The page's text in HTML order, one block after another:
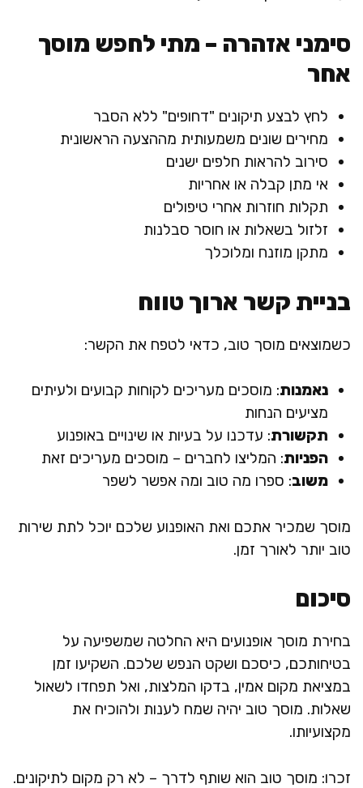
סימני אזהרה – מתי לחפש מוסך
אחר
לחץ לבצע תיקונים "דחופים" ללא הסבר
מחירים שונים משמעותית מההצעה הראשונית
סירוב להראות חלפים ישנים
אי מתן קבלה או אחריות
תקלות חוזרות אחרי טיפולים
זלזול בשאלות או חוסר סבלנות
מתקן מוזנח ומלוכלך
בניית קשר ארוך טווח
כשמוצאים מוסך טוב, כדאי לטפח את הקשר:
נאמנות: מוסכים מעריכים לקוחות קבועים ולעיתים
מציעים הנחות
תקשורת: עדכנו על בעיות או שינויים באופנוע
הפניות: המליצו לחברים – מוסכים מעריכים זאת
משוב: ספרו מה טוב ומה אפשר לשפר
מוסך שמכיר אתכם ואת האופנוע שלכם יוכל לתת שירות
טוב יותר לאורך זמן.
סיכום
בחירת מוסך אופנועים היא החלטה שמשפיעה על
בטיחותכם, כיסכם ושקט הנפש שלכם. השקיעו זמן
במציאת מקום אמין, בדקו המלצות, ואל תפחדו לשאול
שאלות. מוסך טוב יהיה שמח לענות ולהוכיח את
מקצועיותו.
זכרו: מוסך טוב הוא שותף לדרך – לא רק מקום לתיקונים.